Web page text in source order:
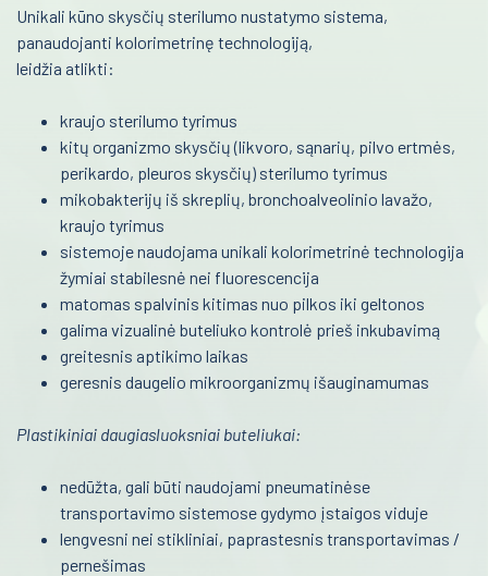
Onkohematologija
Anesteziologija
Kraujo centras
Reabilitacija
Psichiatrija
Neurologija
Retos ligos
Onkologija
Urologija
Medicininė įranga ir priemonės
Farmacija ir maisto pramonė
Gyvybės mokslai
Mėginių transportavimo sistemos/Laboratorijos
automatizavimas
Fizioterapinė ir reabilitacinė įranga
Unikali kūno skysčių sterilumo nustatymo sistema,
panaudojanti kolorimetrinę technologiją,
leidžia atlikti:
kraujo sterilumo tyrimus
kitų organizmo skysčių (likvoro, sąnarių, pilvo ertmės,
perikardo, pleuros skysčių) sterilumo tyrimus
mikobakterijų iš skreplių, bronchoalveolinio lavažo,
kraujo tyrimus
sistemoje naudojama unikali kolorimetrinė technologija
žymiai stabilesnė nei fluorescencija
matomas spalvinis kitimas nuo pilkos iki geltonos
galima vizualinė buteliuko kontrolė prieš inkubavimą
greitesnis aptikimo laikas
geresnis daugelio mikroorganizmų išauginamumas
Plastikiniai daugiasluoksniai buteliukai:
nedūžta, gali būti naudojami pneumatinėse
transportavimo sistemose gydymo įstaigos viduje
lengvesni nei stikliniai, paprastesnis transportavimas /
pernešimas